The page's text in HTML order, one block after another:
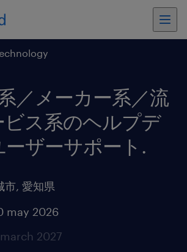
／メーカー系／流
ビス系のヘルプデ
ーザーサポート .
市, 愛知県
may 2026
2027